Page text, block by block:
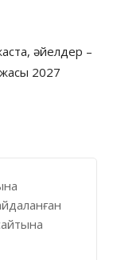
әйелдер –
2027